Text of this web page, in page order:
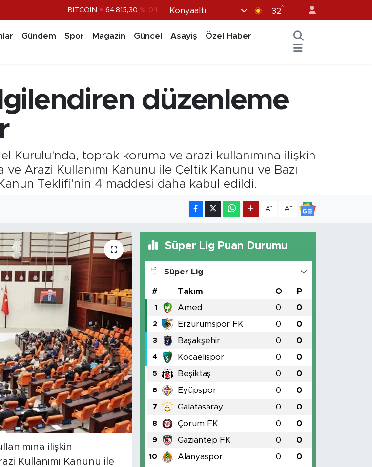
DOLAR 47,7436 %0.18
EURO 55,2510 %0.32
BİST100
Konyaaltı 32°
Gündem Spor Magazin Güncel Asayiş
Özel Haber
düzenleme
Kurulu'nda, toprak koruma ve arazi kullanımına ilişkin
Arazi Kullanımı Kanunu ile Çeltik Kanunu ve Bazı
Teklifi'nin 4 maddesi daha kabul edildi.
A- A+
ilişkin
Kullanımı Kanunu ile
Süper Lig Puan Durumu
Süper Lig
# Takım O P
1 Amed 0 0
2 Erzurumspor FK 0 0
3 Başakşehir 0 0
4 Kocaelispor 0 0
5 Beşiktaş 0 0
6 Eyüpspor 0 0
7 Galatasaray 0 0
8 Çorum FK 0 0
9 Gaziantep FK 0 0
10 Alanyaspor 0 0